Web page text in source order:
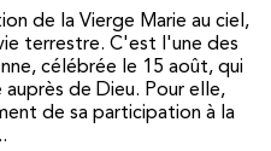
de la Vierge Marie au ciel,
terrestre. C'est l'une des
célébrée le 15 août, qui
de Dieu. Pour elle,
de sa participation à la